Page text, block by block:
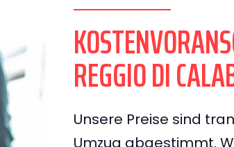
REGGIO DI
Unsere Preise sind
Umzug abgestimmt.